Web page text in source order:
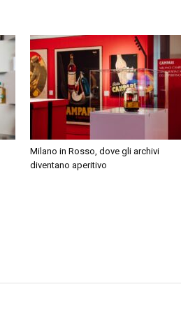
Milano in Rosso, dove gli archivi
diventano aperitivo